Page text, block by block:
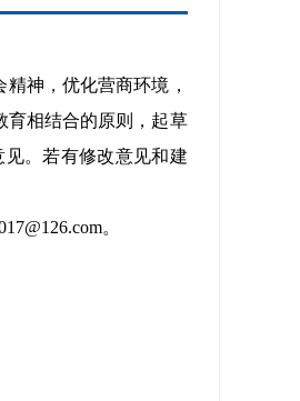
神， 优化营商环境，
育相结合的原则，起草
。若有修改意见和建
。